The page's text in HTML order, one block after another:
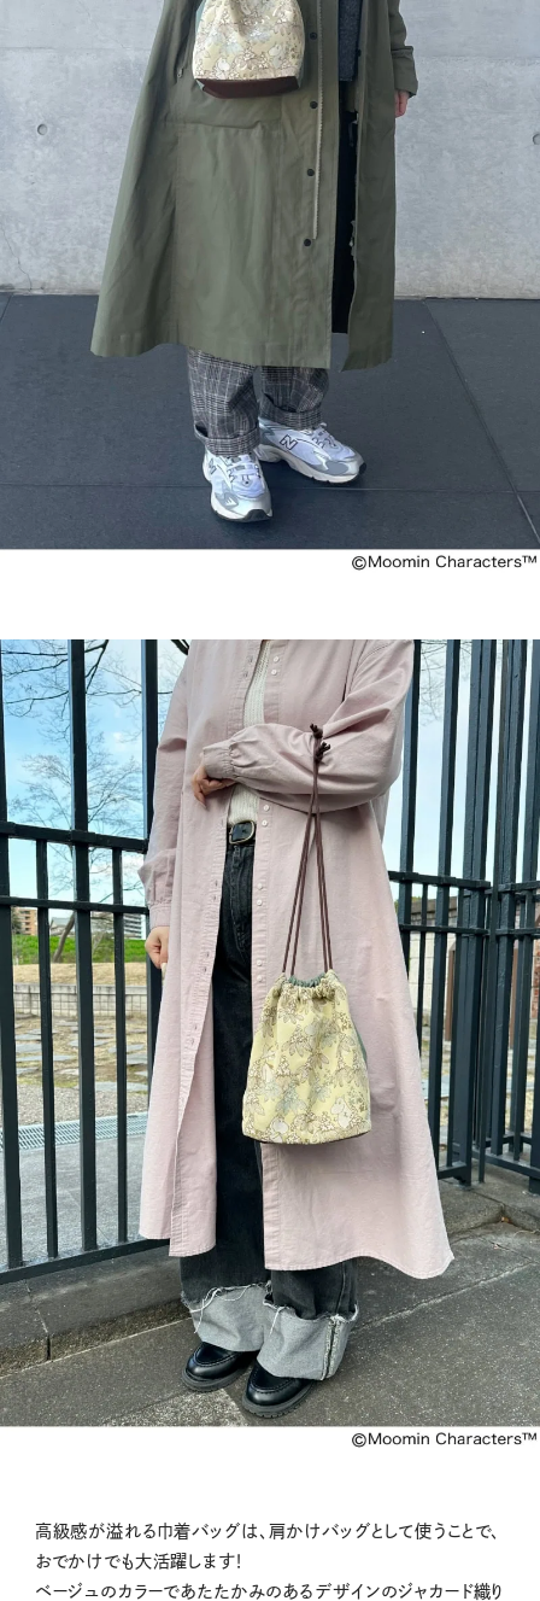
高級感が溢れる巾着バッグは、肩かけバッグとして使うことで、
おでかけでも大活躍します！
ベージュのカラーであたたかみのあるデザインのジャカード織り